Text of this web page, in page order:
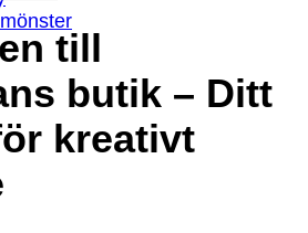
till
butik – Ditt
kreativt